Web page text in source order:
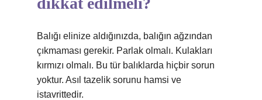
Balığı elinize aldığınızda, balığın ağzından
çıkmaması gerekir. Parlak olmalı. Kulakları
kırmızı olmalı. Bu tür balıklarda hiçbir sorun
yoktur. Asıl tazelik sorunu hamsi ve
istavrittedir.